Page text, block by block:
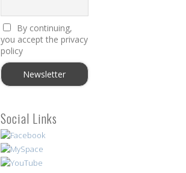
By continuing,
you accept the privacy
policy
Social Links